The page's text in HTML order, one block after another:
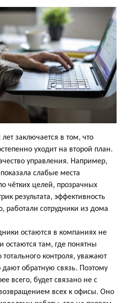
заключается в том, что
уходит на второй план.
управления. Например,
слабые места
чётких целей, прозрачных
результата, эффективность
работали сотрудники из дома
остаются в компаниях не
там, где понятны
контроля, уважают
обратную связь. Поэтому
всего, будет связано не с
всех к офисы. Оно